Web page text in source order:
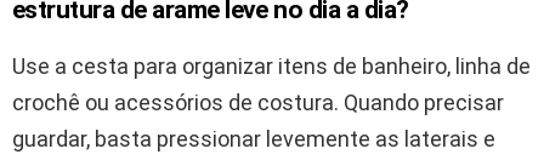
estrutura de arame leve no dia a dia?
Use a cesta para organizar itens de banheiro, linha de
crochê ou acessórios de costura. Quando precisar
guardar, basta pressionar levemente as laterais e